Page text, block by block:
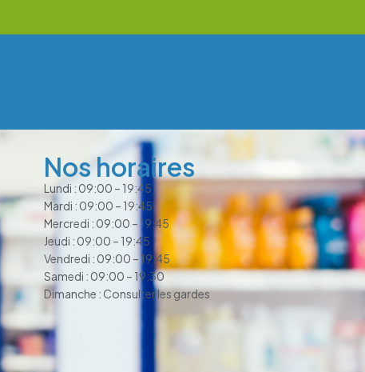
Nos horaires
Lundi : 09:00 – 19:45
Mardi : 09:00 – 19:45
Mercredi : 09:00 – 19:45
Jeudi : 09:00 – 19:45
Vendredi : 09:00 – 19:45
Samedi : 09:00 – 19:30
Dimanche : Consulter les gardes